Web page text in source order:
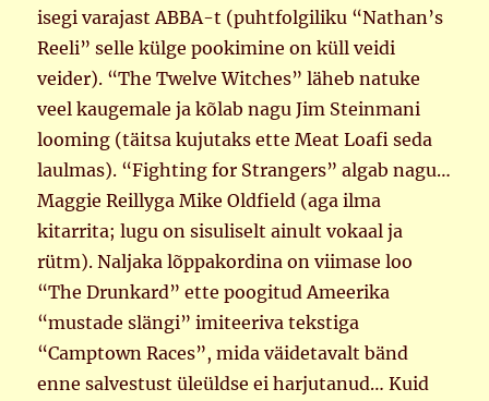
isegi varajast ABBA-t (puhtfolgiliku “Nathan’s
Reeli” selle külge pookimine on küll veidi
veider). “The Twelve Witches” läheb natuke
veel kaugemale ja kõlab nagu Jim Steinmani
looming (täitsa kujutaks ette Meat Loafi seda
laulmas). “Fighting for Strangers” algab nagu…
Maggie Reillyga Mike Oldfield (aga ilma
kitarrita; lugu on sisuliselt ainult vokaal ja
rütm). Naljaka lõppakordina on viimase loo
“The Drunkard” ette poogitud Ameerika
“mustade slängi” imiteeriva tekstiga
“Camptown Races”, mida väidetavalt bänd
enne salvestust üleüldse ei harjutanud… Kuid